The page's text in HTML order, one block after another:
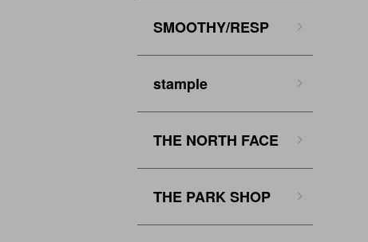
SMOOTHY/RESP
stample
THE NORTH FACE
THE PARK SHOP